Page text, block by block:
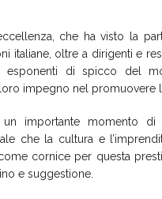
che ha visto la
italiane, oltre a dirigenti e
esponenti di spicco del
impegno nel promuovere
un importante momento
che la cultura e
cornice per questa
e suggestione.